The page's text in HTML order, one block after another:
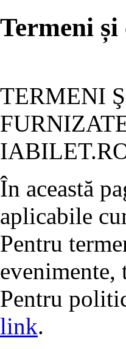
Termeni
TERMENI
În această
aplicabile
Pentru
evenimente,
Pentru
link.